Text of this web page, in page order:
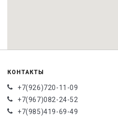
КОНТАКТЫ
+7(926)720-11-09
+7(967)082-24-52
+7(985)419-69-49